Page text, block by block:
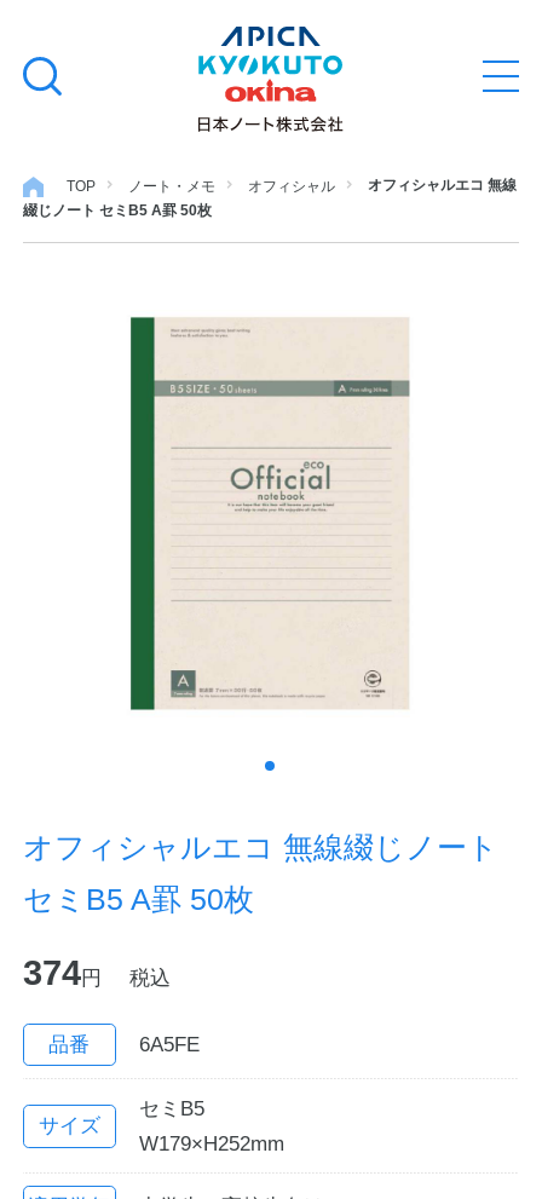
文
キ
ッ
開
検
る
ノート・メモ
ファイル・バインダー
日用・事務用品
特集・コラム
ノートの豆知識
工場フォトツアー
企業情報
カタログ
English
TOP ノート・メモ オフィシャル
オフィシャルエコ 無線
綴じノート セミB5 A罫 50枚
オフィシャルエコ 無線綴じノート
セミB5 A罫 50枚
374円 税込
品番 6A5FE
サイズ
セミB5
W179×H252mm